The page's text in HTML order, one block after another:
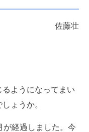
佐藤壮
ようになってまい
ょうか。
が経過しました。今